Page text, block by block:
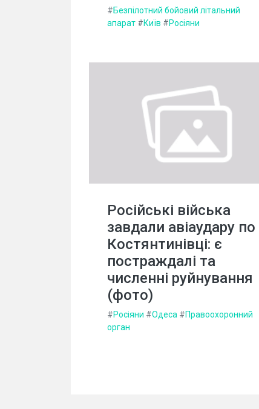
#Безпілотний бойовий літальний
апарат #Київ #Росіяни
Російські війська
завдали авіаудару по
Костянтинівці: є
постраждалі та
численні руйнування
(фото)
#Росіяни #Одеса #Правоохоронний
орган